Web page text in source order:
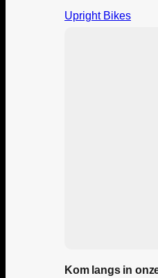
Upright Bikes
Kom langs in